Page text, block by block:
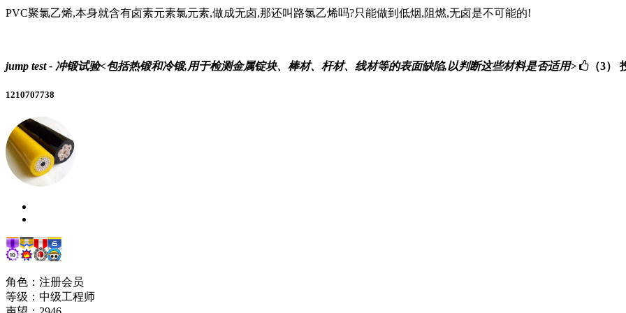
PVC聚氯乙烯,本身就含有卤素元素氯元素,做成无卤,那还叫路氯乙烯吗?只能做到低烟,阻燃,无卤是不可能的!
jump test - 冲锻试验<包括热锻和冷锻,用于检测金属锭块、棒材、杆材、线材等的表面缺陷,以判断这些材料是否适用> （3）
1210707738
角色：注册会员
等级：中级工程师